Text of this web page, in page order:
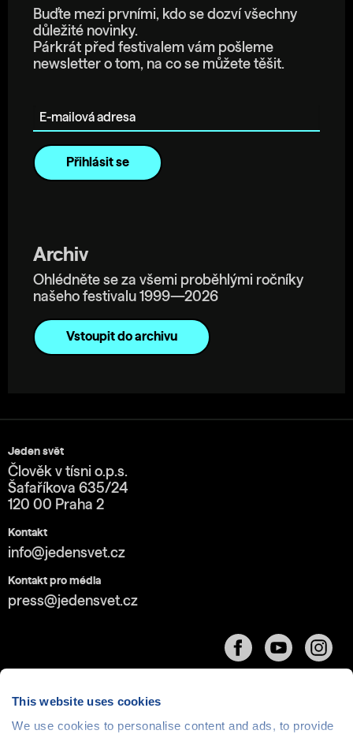
This website uses cookies
We use cookies to personalise content and ads, to provide
Buďte mezi prvními, kdo se dozví všechny
důležité novinky.
Párkrát před festivalem vám pošleme
newsletter o tom, na co se můžete těšit.
Archiv
Ohlédněte se za všemi proběhlými ročníky
našeho festivalu 1999—2026
Vstoupit do archivu
Jeden svět
Člověk v tísni o.p.s.
Šafaříkova 635/24
120 00 Praha 2
Kontakt
info@jedensvet.cz
Kontakt pro média
press@jedensvet.cz